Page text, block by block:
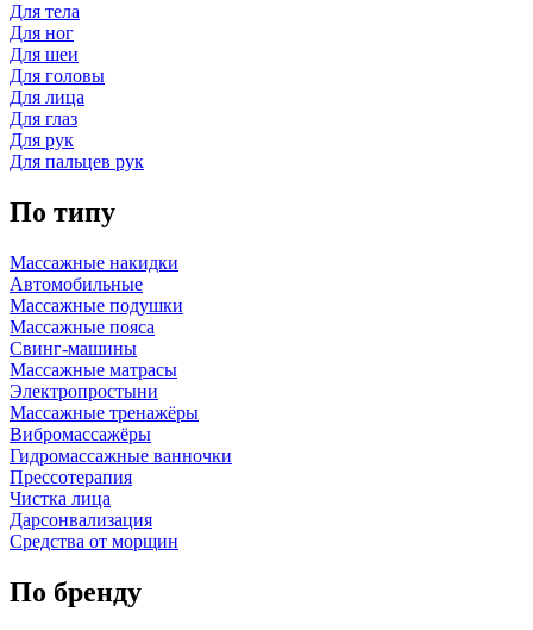
Для тела
Для ног
Для шеи
Для головы
Для лица
Для глаз
Для рук
Для пальцев рук
По типу
Массажные накидки
Автомобильные
Массажные подушки
Массажные пояса
Свинг-машины
Массажные матрасы
Электропростыни
Массажные тренажёры
Вибромассажёры
Гидромассажные ванночки
Прессотерапия
Чистка лица
Дарсонвализация
Средства от морщин
По бренду